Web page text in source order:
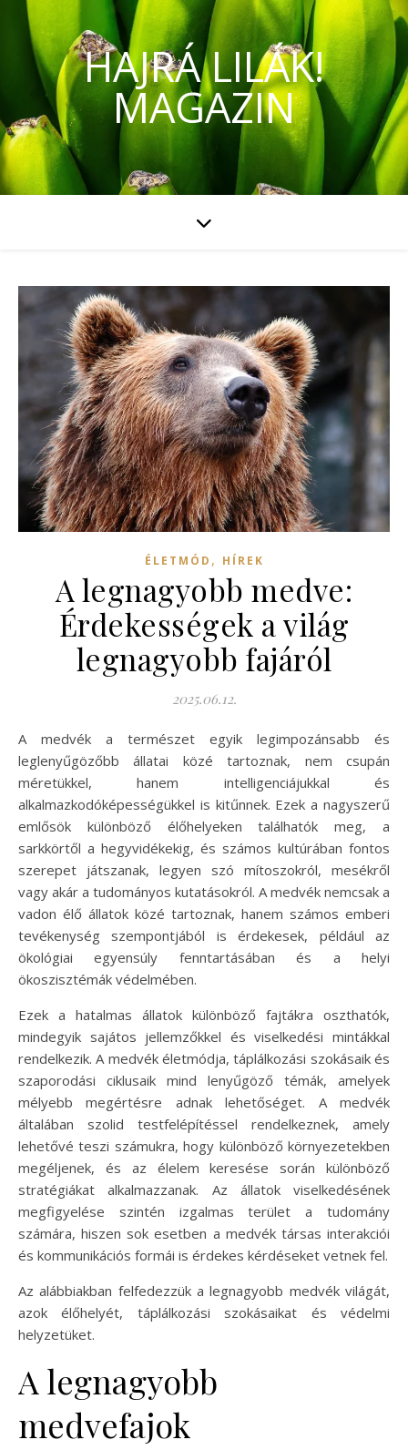
HAJRÁ LILÁK!
MAGAZIN
ÉLETMÓD , HÍREK
A legnagyobb medve:
Érdekességek a világ
legnagyobb fajáról
2025.06.12.
A medvék a természet egyik legimpozánsabb és
leglenyűgözőbb állatai közé tartoznak, nem csupán
méretükkel, hanem intelligenciájukkal és
alkalmazkodóképességükkel is kitűnnek. Ezek a nagyszerű
emlősök különböző élőhelyeken találhatók meg, a
sarkkörtől a hegyvidékekig, és számos kultúrában fontos
szerepet játszanak, legyen szó mítoszokról, mesékről
vagy akár a tudományos kutatásokról. A medvék nemcsak a
vadon élő állatok közé tartoznak, hanem számos emberi
tevékenység szempontjából is érdekesek, például az
ökológiai egyensúly fenntartásában és a helyi
ökoszisztémák védelmében.
Ezek a hatalmas állatok különböző fajtákra oszthatók,
mindegyik sajátos jellemzőkkel és viselkedési mintákkal
rendelkezik. A medvék életmódja, táplálkozási szokásaik és
szaporodási ciklusaik mind lenyűgöző témák, amelyek
mélyebb megértésre adnak lehetőséget. A medvék
általában szolid testfelépítéssel rendelkeznek, amely
lehetővé teszi számukra, hogy különböző környezetekben
megéljenek, és az élelem keresése során különböző
stratégiákat alkalmazzanak. Az állatok viselkedésének
megfigyelése szintén izgalmas terület a tudomány
számára, hiszen sok esetben a medvék társas interakciói
és kommunikációs formái is érdekes kérdéseket vetnek fel.
Az alábbiakban felfedezzük a legnagyobb medvék világát,
azok élőhelyét, táplálkozási szokásaikat és védelmi
helyzetüket.
A legnagyobb
medvefajok